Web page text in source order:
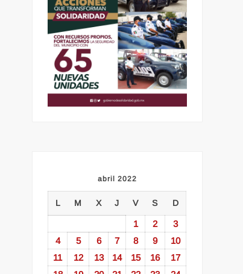
abril 2022
L M X J V S D
1 2
3
4
5 6 7 8 9
10
11
12 13 14 15 16
17